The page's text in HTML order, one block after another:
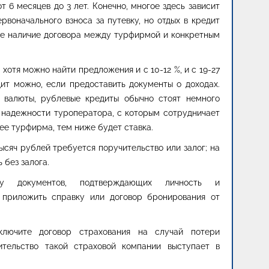
6 месяцев до 3 лет. Конечно, многое здесь зависит
взноса за путевку, но отдых в кредит
наличие договора между турфирмой и конкретным
можно найти предложения и с 10-12 %, и с 19-27
можно, если предоставить документы о доходах.
валюты, рублевые кредиты обычно стоят немного
туроператора, с которым сотрудничает
турфирма, тем ниже будет ставка.
рублей требуется поручительство или залог; на
залога.
документов, подтверждающих личность и
справку или договор бронирования от
договор страхования на случай потери
такой страховой компании выступает в